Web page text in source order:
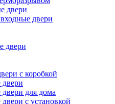
двери
двери
двери
с коробкой
для дома
с установкой